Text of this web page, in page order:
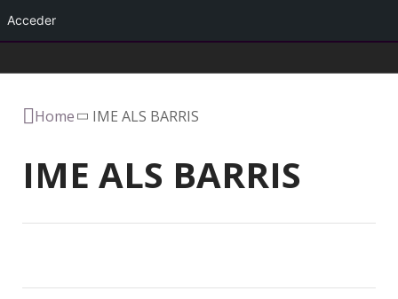
Menú
Home IME ALS BARRIS
IME ALS BARRIS
Acceder